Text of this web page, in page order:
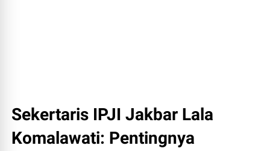
Sekertaris IPJI Jakbar Lala
Komalawati: Pentingnya